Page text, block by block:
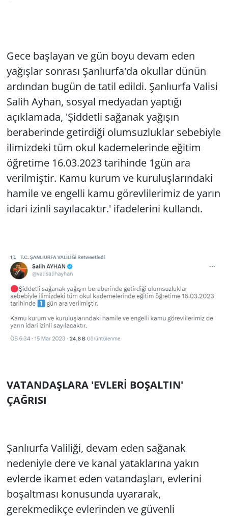
Gece başlayan ve gün boyu devam eden
yağışlar sonrası Şanlıurfa'da okullar dünün
ardından bugün de tatil edildi. Şanlıurfa Valisi
Salih Ayhan, sosyal medyadan yaptığı
açıklamada, 'Şiddetli sağanak yağışın
beraberinde getirdiği olumsuzluklar sebebiyle
ilimizdeki tüm okul kademelerinde eğitim
öğretime 16.03.2023 tarihinde 1gün ara
verilmiştir. Kamu kurum ve kuruluşlarındaki
hamile ve engelli kamu görevlilerimiz de yarın
idari izinli sayılacaktır.' ifadelerini kullandı.
VATANDAŞLARA 'EVLERİ BOŞALTIN'
ÇAĞRISI
Şanlıurfa Valiliği, devam eden sağanak
nedeniyle dere ve kanal yataklarına yakın
evlerde ikamet eden vatandaşları, evlerini
boşaltması konusunda uyararak,
gerekmedikçe evlerinden ve güvenli